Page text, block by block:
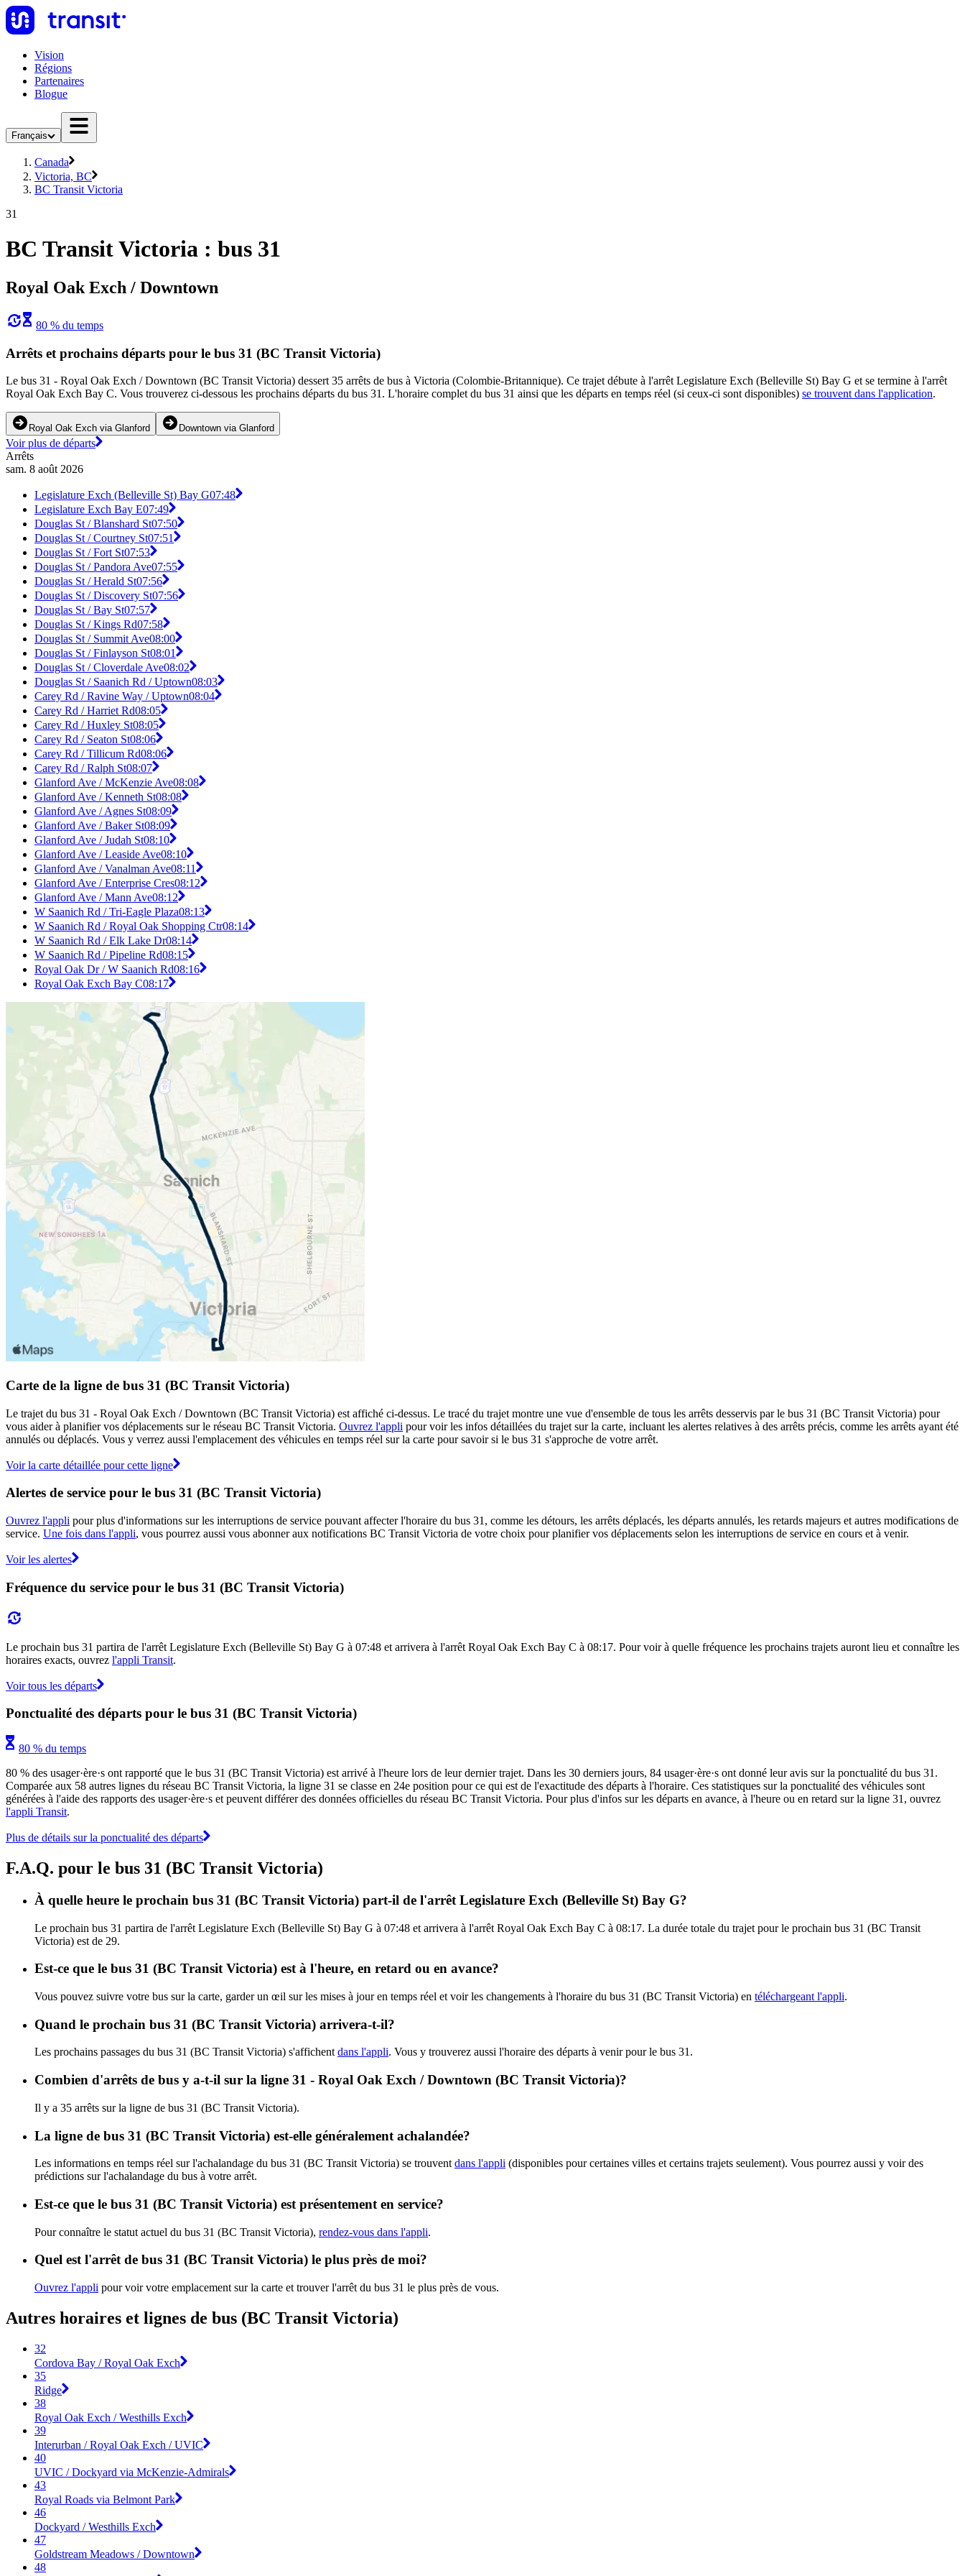
Vision
Régions
Partenaires
Blogue
Français
Canada
Victoria, BC
BC Transit Victoria
31
BC Transit Victoria : bus 31
Royal Oak Exch / Downtown
80 % du temps
Arrêts et prochains départs pour le bus 31 (BC Transit Victoria)
Le bus 31 - Royal Oak Exch / Downtown (BC Transit Victoria) dessert 35 arrêts de bus à Victoria (Colombie-Britannique). Ce trajet débute à l'arrêt Legislature Exch (Belleville St) Bay G et se termine à l'arrêt
Royal Oak Exch Bay C. Vous trouverez ci-dessous les prochains départs du bus 31. L'horaire complet du bus 31 ainsi que les départs en temps réel (si ceux-ci sont disponibles) se trouvent dans l'application.
Royal Oak Exch via Glanford Downtown via Glanford
Voir plus de départs
Arrêts
sam. 8 août 2026
Legislature Exch (Belleville St) Bay G07:48
Legislature Exch Bay E07:49
Douglas St / Blanshard St07:50
Douglas St / Courtney St07:51
Douglas St / Fort St07:53
Douglas St / Pandora Ave07:55
Douglas St / Herald St07:56
Douglas St / Discovery St07:56
Douglas St / Bay St07:57
Douglas St / Kings Rd07:58
Douglas St / Summit Ave08:00
Douglas St / Finlayson St08:01
Douglas St / Cloverdale Ave08:02
Douglas St / Saanich Rd / Uptown08:03
Carey Rd / Ravine Way / Uptown08:04
Carey Rd / Harriet Rd08:05
Carey Rd / Huxley St08:05
Carey Rd / Seaton St08:06
Carey Rd / Tillicum Rd08:06
Carey Rd / Ralph St08:07
Glanford Ave / McKenzie Ave08:08
Glanford Ave / Kenneth St08:08
Glanford Ave / Agnes St08:09
Glanford Ave / Baker St08:09
Glanford Ave / Judah St08:10
Glanford Ave / Leaside Ave08:10
Glanford Ave / Vanalman Ave08:11
Glanford Ave / Enterprise Cres08:12
Glanford Ave / Mann Ave08:12
W Saanich Rd / Tri-Eagle Plaza08:13
W Saanich Rd / Royal Oak Shopping Ctr08:14
W Saanich Rd / Elk Lake Dr08:14
W Saanich Rd / Pipeline Rd08:15
Royal Oak Dr / W Saanich Rd08:16
Royal Oak Exch Bay C08:17
Carte de la ligne de bus 31 (BC Transit Victoria)
Le trajet du bus 31 - Royal Oak Exch / Downtown (BC Transit Victoria) est affiché ci-dessus. Le tracé du trajet montre une vue d'ensemble de tous les arrêts desservis par le bus 31 (BC Transit Victoria) pour
vous aider à planifier vos déplacements sur le réseau BC Transit Victoria. Ouvrez l'appli pour voir les infos détaillées du trajet sur la carte, incluant les alertes relatives à des arrêts précis, comme les arrêts ayant été
annulés ou déplacés. Vous y verrez aussi l'emplacement des véhicules en temps réel sur la carte pour savoir si le bus 31 s'approche de votre arrêt.
Voir la carte détaillée pour cette ligne
Alertes de service pour le bus 31 (BC Transit Victoria)
Ouvrez l'appli pour plus d'informations sur les interruptions de service pouvant affecter l'horaire du bus 31, comme les détours, les arrêts déplacés, les départs annulés, les retards majeurs et autres modifications de
service. Une fois dans l'appli, vous pourrez aussi vous abonner aux notifications BC Transit Victoria de votre choix pour planifier vos déplacements selon les interruptions de service en cours et à venir.
Voir les alertes
Fréquence du service pour le bus 31 (BC Transit Victoria)
Le prochain bus 31 partira de l'arrêt Legislature Exch (Belleville St) Bay G à 07:48 et arrivera à l'arrêt Royal Oak Exch Bay C à 08:17. Pour voir à quelle fréquence les prochains trajets auront lieu et connaître les
horaires exacts, ouvrez l'appli Transit.
Voir tous les départs
Ponctualité des départs pour le bus 31 (BC Transit Victoria)
80 % du temps
80 % des usager·ère·s ont rapporté que le bus 31 (BC Transit Victoria) est arrivé à l'heure lors de leur dernier trajet. Dans les 30 derniers jours, 84 usager·ère·s ont donné leur avis sur la ponctualité du bus 31.
Comparée aux 58 autres lignes du réseau BC Transit Victoria, la ligne 31 se classe en 24e position pour ce qui est de l'exactitude des départs à l'horaire. Ces statistiques sur la ponctualité des véhicules sont
générées à l'aide des rapports des usager·ère·s et peuvent différer des données officielles du réseau BC Transit Victoria. Pour plus d'infos sur les départs en avance, à l'heure ou en retard sur la ligne 31, ouvrez
l'appli Transit.
Plus de détails sur la ponctualité des départs
F.A.Q. pour le bus 31 (BC Transit Victoria)
À quelle heure le prochain bus 31 (BC Transit Victoria) part-il de l'arrêt Legislature Exch (Belleville St) Bay G?
Le prochain bus 31 partira de l'arrêt Legislature Exch (Belleville St) Bay G à 07:48 et arrivera à l'arrêt Royal Oak Exch Bay C à 08:17. La durée totale du trajet pour le prochain bus 31 (BC Transit
Victoria) est de 29.
Est-ce que le bus 31 (BC Transit Victoria) est à l'heure, en retard ou en avance?
Vous pouvez suivre votre bus sur la carte, garder un œil sur les mises à jour en temps réel et voir les changements à l'horaire du bus 31 (BC Transit Victoria) en téléchargeant l'appli.
Quand le prochain bus 31 (BC Transit Victoria) arrivera-t-il?
Les prochains passages du bus 31 (BC Transit Victoria) s'affichent dans l'appli. Vous y trouverez aussi l'horaire des départs à venir pour le bus 31.
Combien d'arrêts de bus y a-t-il sur la ligne 31 - Royal Oak Exch / Downtown (BC Transit Victoria)?
Il y a 35 arrêts sur la ligne de bus 31 (BC Transit Victoria).
La ligne de bus 31 (BC Transit Victoria) est-elle généralement achalandée?
Les informations en temps réel sur l'achalandage du bus 31 (BC Transit Victoria) se trouvent dans l'appli (disponibles pour certaines villes et certains trajets seulement). Vous pourrez aussi y voir des
prédictions sur l'achalandage du bus à votre arrêt.
Est-ce que le bus 31 (BC Transit Victoria) est présentement en service?
Pour connaître le statut actuel du bus 31 (BC Transit Victoria), rendez-vous dans l'appli.
Quel est l'arrêt de bus 31 (BC Transit Victoria) le plus près de moi?
Ouvrez l'appli pour voir votre emplacement sur la carte et trouver l'arrêt du bus 31 le plus près de vous.
Autres horaires et lignes de bus (BC Transit Victoria)
32
Cordova Bay / Royal Oak Exch
35
Ridge
38
Royal Oak Exch / Westhills Exch
39
Interurban / Royal Oak Exch / UVIC
40
UVIC / Dockyard via McKenzie-Admirals
43
Royal Roads via Belmont Park
46
Dockyard / Westhills Exch
47
Goldstream Meadows / Downtown
48